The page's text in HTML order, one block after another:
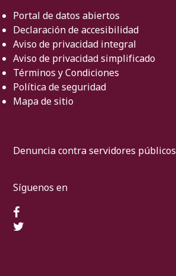
Portal de datos abiertos
Declaración de accesibilidad
Aviso de privacidad integral
Aviso de privacidad simplificado
Términos y Condiciones
Política de seguridad
Mapa de sitio
Denuncia contra servidores públicos
Síguenos en